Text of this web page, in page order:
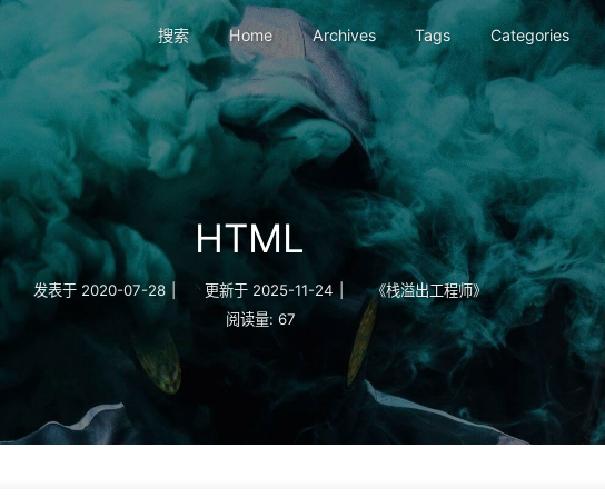
搜索 Home Archives Tags Categories
HTML
发表于 2020-07-28 更新于 2025-11-24
《栈溢出工程师》
阅读量: 67